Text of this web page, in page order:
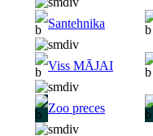
Santehnika
Viss MĀJAI
Zoo preces